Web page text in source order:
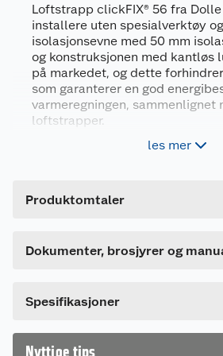
Loftstrapp clickFIX® 56 fra
installere uten spesialverktøy
isolasjonsevne med 50 mm
og konstruksjonen med kantløs
på markedet, og dette
som garanterer en god
varmeregningen, sammenlignet
loftstrapper.
Ekstra god isolasjonsevne
Ingen kuldebroer
Dolle clickFIX® er markedets
loftstrappserie. Den patenterte
designet for å være enkel å
les mer
Produktomtaler
Dokumenter, brosjyrer og
Produktsertifikat
1138482_5711094002713_.pdf
Last ned / vis datablad
Monteringsinstruksjon
1138480_5711094002713_.pdf
Last ned / vis datablad
Spesifikasjoner
Generelt
Artikkelnummer
Leverandørens artikkelnummer
Størrelse
Bruttovekt
Lengde
Nyttige tips